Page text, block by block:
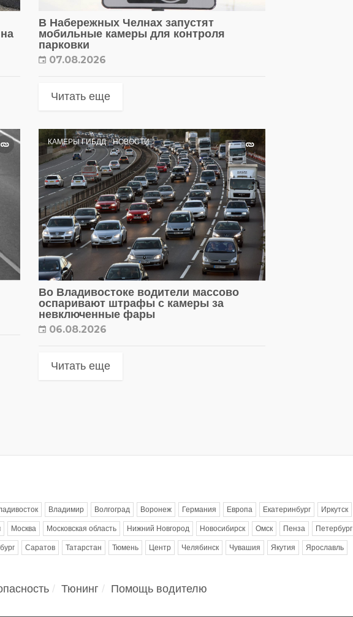
В Набережных Челнах запустят
мобильные камеры для контроля
парковки
07.08.2026
Читать еще
КАМЕРЫ ГИБДД НОВОСТИ
Во Владивостоке водители массово
оспаривают штрафы с камеры за
невключенные фары
06.08.2026
Читать еще
Владимир Волгоград Воронеж Германия Европа Екатеринбург Иркутск
Москва Московская область Нижний Новгород Новосибирск Омск Пенза Петербург
Саратов Татарстан Тюмень Центр Челябинск Чувашия Якутия Ярославль
Тюнинг Помощь водителю